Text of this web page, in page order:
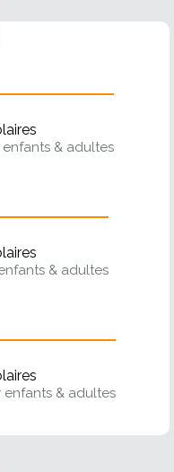
& adultes
& adultes
& adultes